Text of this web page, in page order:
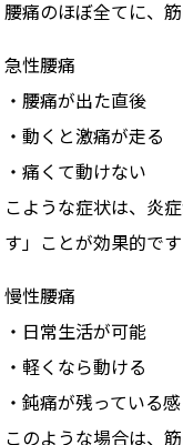
腰痛のほぼ全てに、
急性腰痛
・腰痛が出た直後
・動くと激痛が走る
・痛くて動けない
こような症状は、炎
す」ことが効果的です
慢性腰痛
・日常生活が可能
・軽くなら動ける
・鈍痛が残っている
このような場合は、